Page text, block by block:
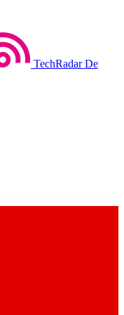
TechRadar De